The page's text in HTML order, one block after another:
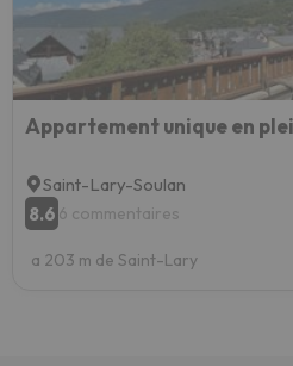
Saint-Lary-Soulan
8.6 6 commentaires
a 203 m de Saint-Lary